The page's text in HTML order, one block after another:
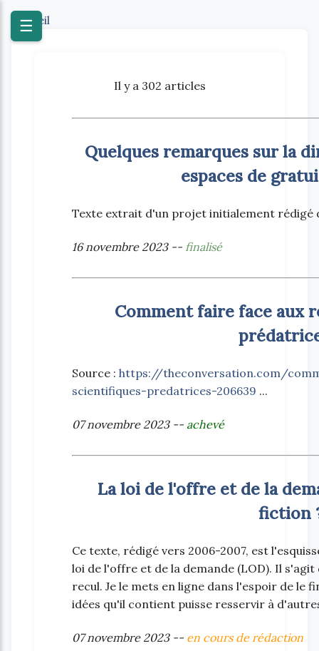
☰
Accueil
Il y a 302 articles
Quelques remarques sur la
espaces de
Texte extrait d'un projet initialement rédigé
16 novembre 2023 -- finalisé
Comment faire face aux
Source : https://theconversation.com/
scientifiques-predatrices-206639 ...
07 novembre 2023 -- achevé
La loi de l'offre et de la
fiction
Ce texte, rédigé vers 2006-2007, est
loi de l'offre et de la demande (LOD). Il
recul. Je le mets en ligne dans l'espoir de le
idées qu'il contient puisse resservir à
07 novembre 2023 -- en cours de rédaction